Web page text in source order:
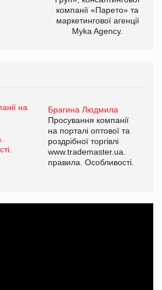
компанії «Парето» та
маркетингової агенції
Myka Agency.
Брагина Людмила
Просування компанії
на порталі оптової та
роздрібної торгівлі
www.trademaster.ua.
правила. Особливості.